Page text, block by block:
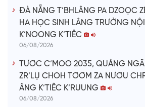
ĐÀ NẴNG T’BHLÂNG PA DZOỌC
HA HỌC SINH LÂNG TRƯỜNG NỘI
K’NOONG K’TIÊC
06/08/2026
TƯƠC C’MOO 2035, QUẢNG
ZR’LỤ CHOH TƠƠM ZA NƯƠU
ÂNG K’TIÊC K’RUUNG
06/08/2026